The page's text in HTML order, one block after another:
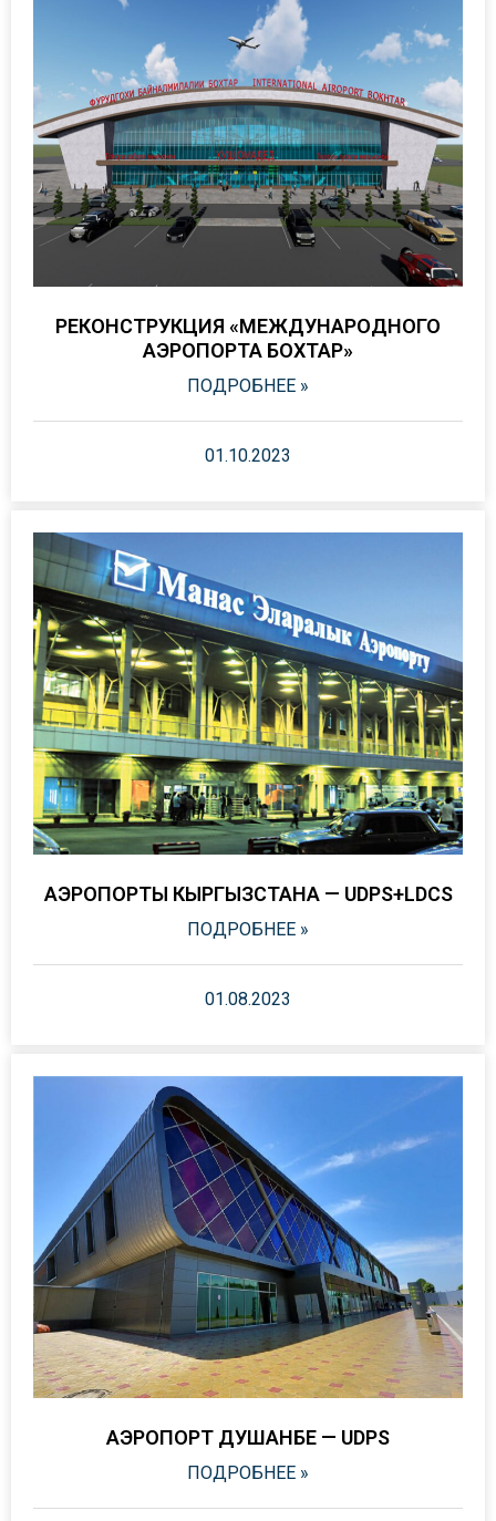
РЕКОНСТРУКЦИЯ «МЕЖДУНАРОДНОГО
АЭРОПОРТА БОХТАР»
ПОДРОБНЕЕ »
01.10.2023
АЭРОПОРТЫ КЫРГЫЗСТАНА — UDPS+LDCS
ПОДРОБНЕЕ »
01.08.2023
АЭРОПОРТ ДУШАНБЕ — UDPS
ПОДРОБНЕЕ »